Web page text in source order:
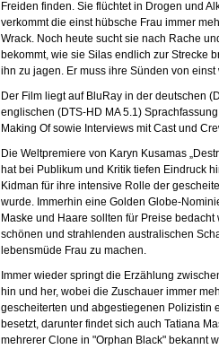
Freiden finden. Sie flüchtet in Drogen und
verkommt die einst hübsche Frau immer
Wrack. Noch heute sucht sie nach Rache
bekommt, wie sie Silas endlich zur Strecke
ihn zu jagen. Er muss ihre Sünden von
Der Film liegt auf BluRay in der deutschen
englischen (DTS-HD MA 5.1)
Making Of sowie Interviews mit Cast und
Die Weltpremiere von Karyn Kusamas
hat bei Publikum und Kritik tiefen Eindruck
Kidman für ihre intensive Rolle der
wurde. Immerhin eine Golden Globe-
Maske und Haare sollten für Preise
schönen und strahlenden australischen
lebensmüde Frau zu machen.
Immer wieder springt die Erzählung
hin und her, wobei die Zuschauer immer
gescheiterten und abgestiegenen Polizistin
besetzt, darunter findet sich auch Tatiana
mehrerer Clone in "Orphan Black" bekannt